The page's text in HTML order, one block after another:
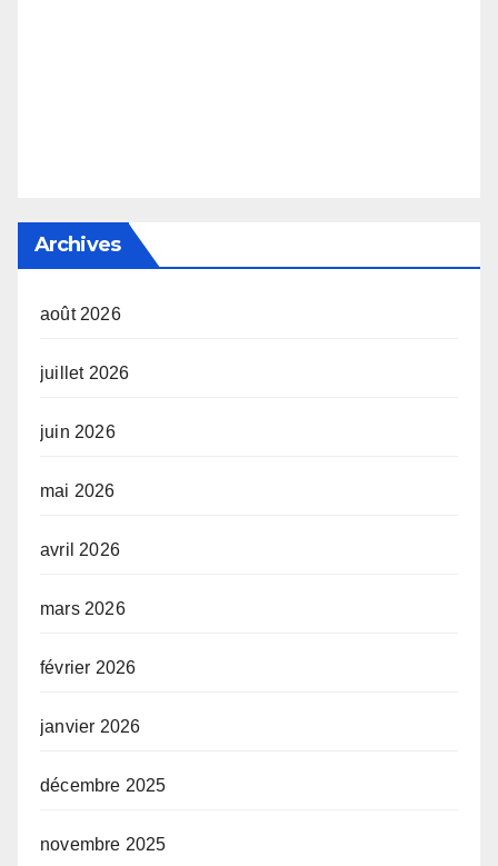
Archives
août 2026
juillet 2026
juin 2026
mai 2026
avril 2026
mars 2026
février 2026
janvier 2026
décembre 2025
novembre 2025